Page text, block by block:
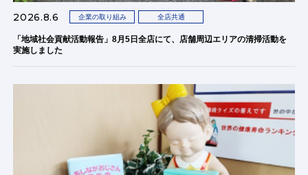
2026.8.6 企業の取り組み 全店共通
「地域社会貢献活動報告」8月5日全店にて、店舗周辺エリアの清掃活動を
実施しました